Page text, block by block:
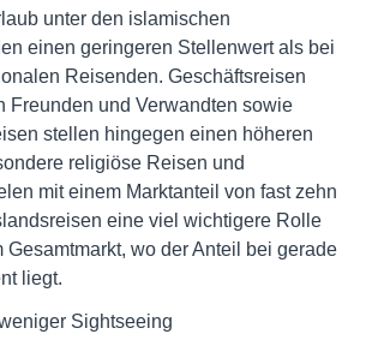
unter den islamischen
einen geringeren Stellenwert als bei
Reisenden. Geschäftsreisen
Freunden und Verwandten sowie
stellen hingegen einen höheren
religiöse Reisen und
mit einem Marktanteil von fast zehn
eine viel wichtigere Rolle
Gesamtmarkt, wo der Anteil bei gerade
liegt.
Sightseeing